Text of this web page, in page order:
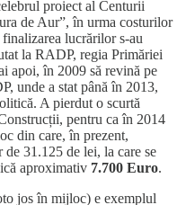
proiect al Centurii
de Aur”, în urma costurilor
finalizarea lucrărilor s-au
la RADP, regia Primăriei
apoi, în 2009 să revină pe
unde a stat până în 2013,
A pierdut o scurtă
pentru ca în 2014
din care, în prezent,
31.125 de lei, la care se
aproximativ 7.700 Euro.
jos în mijloc) e exemplul